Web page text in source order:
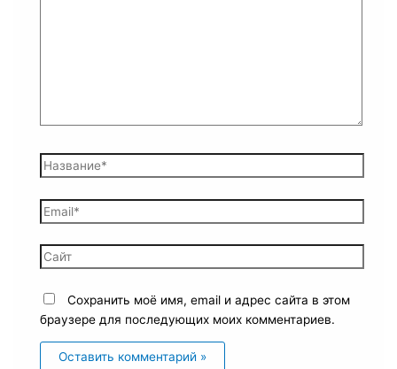
Сохранить моё имя, email и адрес сайта в этом
браузере для последующих моих комментариев.